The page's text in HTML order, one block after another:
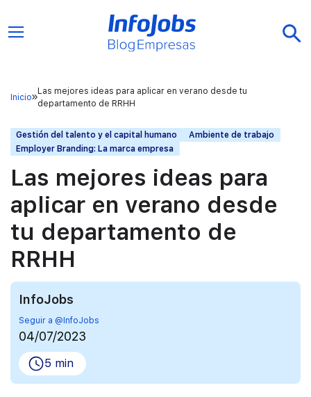
Inicio
Las mejores ideas para aplicar en verano desde tu
departamento de RRHH
Gestión del talento y el capital humano
Ambiente de trabajo
Employer Branding: La marca empresa
Las mejores ideas para
aplicar en verano desde
tu departamento de
RRHH
InfoJobs
Seguir a @InfoJobs
04/07/2023
5 min